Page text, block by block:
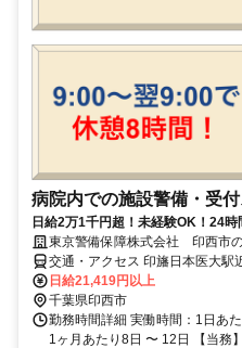
病院内での施設警備・受
日給2万1千円超！未経験OK！24
東京警備保障株式会社 印西市
交通・アクセス 印旛日本医大駅
日給21,419円以上
千葉県印西市
勤務時間詳細 実働時間：1日あ
1ヶ月あたり8日 〜 12日 【当務